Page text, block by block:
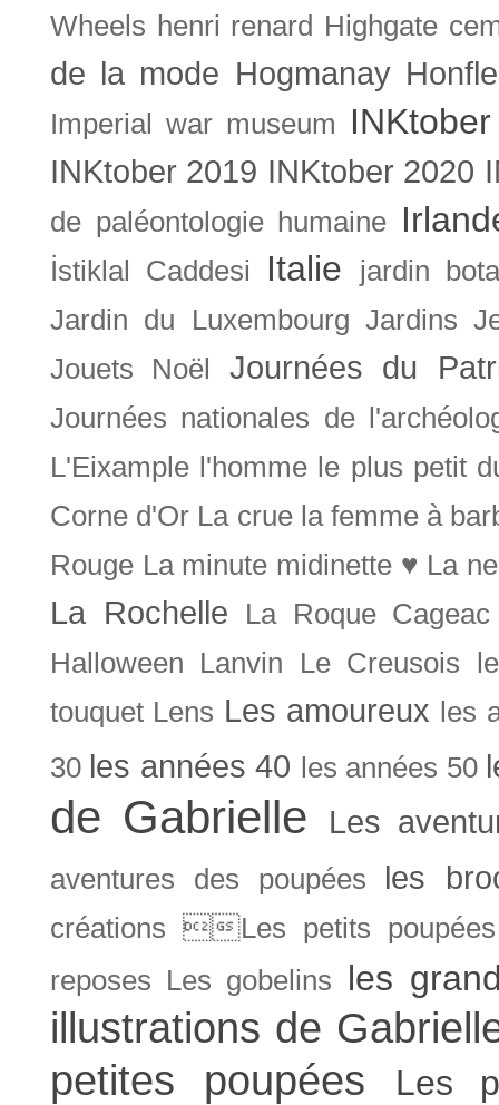
Wheels henri renard Highgate
de la mode Hogmanay
Imperial war museum INKtober
INKtober 2019 INKtober 2020
de paléontologie humaine
İstiklal Caddesi Italie
jardin
Jardin du Luxembourg Jardins
Jouets Noël
Journées du
Journées nationales de
L'Eixample l'homme le plus petit
Corne d'Or La crue la femme à
Rouge La minute midinette ♥ La
La Rochelle
La Roque Cageac
Halloween
Lanvin Le Creusois
touquet Lens Les amoureux les
30 les années 40 les années 50
de Gabrielle Les
aventures des poupées les
créations Les petits
reposes Les gobelins les
illustrations de
petites poupées
Les